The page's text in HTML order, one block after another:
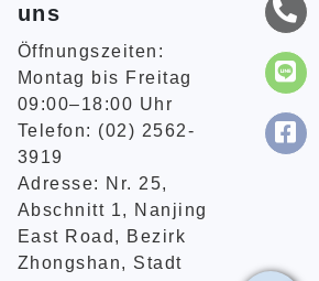
uns
Öffnungszeiten:
Montag bis Freitag
09:00–18:00 Uhr
Telefon: (02) 2562-
3919
Adresse: Nr. 25,
Abschnitt 1, Nanjing
East Road, Bezirk
Zhongshan, Stadt